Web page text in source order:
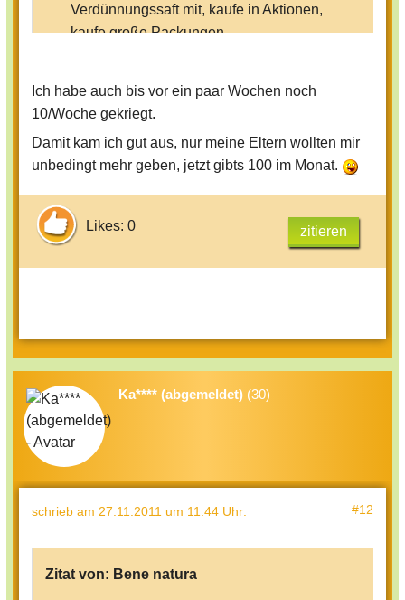
Verdünnungssaft mit, kaufe in Aktionen,
kaufe große Packungen
4. Ist in der Schweiz auch eine höhere
Inflation, da kriegt man (manchmal) mehr
Ich habe auch bis vor ein paar Wochen noch
10/Woche gekriegt.
Damit kam ich gut aus, nur meine Eltern wollten mir
unbedingt mehr geben, jetzt gibts 100 im Monat.
Likes: 0 zitieren
Ka**** (abgemeldet) (30)
schrieb am 27.11.2011 um 11:44 Uhr: #12
Zitat von: Bene natura